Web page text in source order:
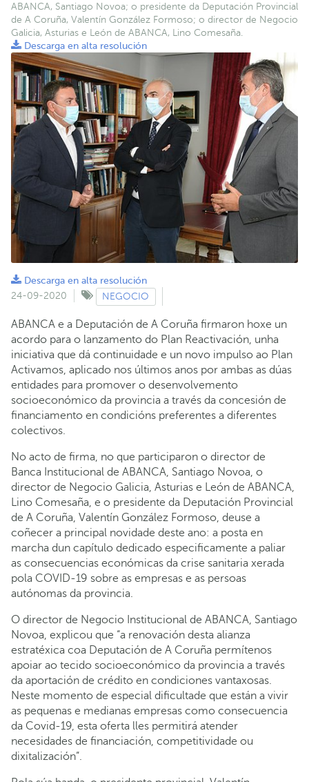
ABANCA, Santiago Novoa; o presidente da Deputación Provincial
de A Coruña, Valentín González Formoso; o director de Negocio
Galicia, Asturias e León de ABANCA, Lino Comesaña.
Descarga en alta resolución
Descarga en alta resolución
24-09-2020
NEGOCIO
ABANCA e a Deputación de A Coruña firmaron hoxe un
acordo para o lanzamento do Plan Reactivación, unha
iniciativa que dá continuidade e un novo impulso ao Plan
Activamos, aplicado nos últimos anos por ambas as dúas
entidades para promover o desenvolvemento
socioeconómico da provincia a través da concesión de
financiamento en condicións preferentes a diferentes
colectivos.
No acto de firma, no que participaron o director de
Banca Institucional de ABANCA, Santiago Novoa, o
director de Negocio Galicia, Asturias e León de ABANCA,
Lino Comesaña, e o presidente da Deputación Provincial
de A Coruña, Valentín González Formoso, deuse a
coñecer a principal novidade deste ano: a posta en
marcha dun capítulo dedicado especificamente a paliar
as consecuencias económicas da crise sanitaria xerada
pola COVID-19 sobre as empresas e as persoas
autónomas da provincia.
O director de Negocio Institucional de ABANCA, Santiago
Novoa, explicou que “a renovación desta alianza
estratéxica coa Deputación de A Coruña permítenos
apoiar ao tecido socioeconómico da provincia a través
da aportación de crédito en condiciones vantaxosas.
Neste momento de especial dificultade que están a vivir
as pequenas e medianas empresas como consecuencia
da Covid-19, esta oferta lles permitirá atender
necesidades de financiación, competitividade ou
dixitalización”.